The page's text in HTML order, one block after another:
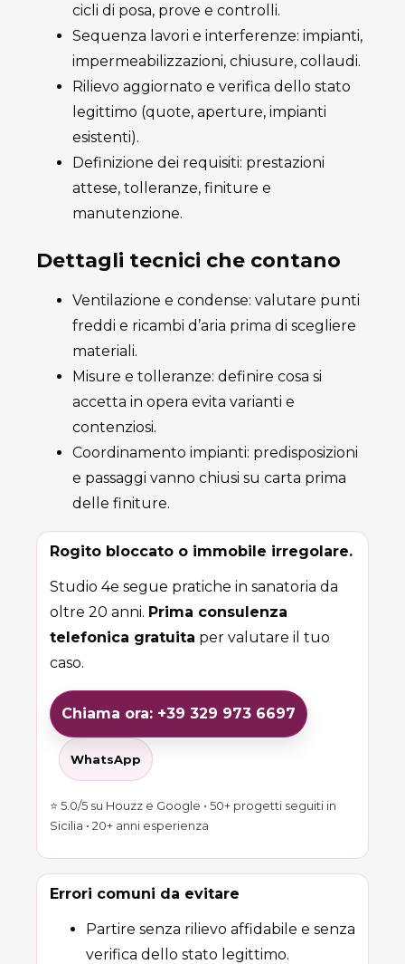
cicli di posa, prove e controlli.
Sequenza lavori e interferenze: impianti,
impermeabilizzazioni, chiusure, collaudi.
Rilievo aggiornato e verifica dello stato
legittimo (quote, aperture, impianti
esistenti).
Definizione dei requisiti: prestazioni
attese, tolleranze, finiture e
manutenzione.
Dettagli tecnici che contano
Ventilazione e condense: valutare punti
freddi e ricambi d’aria prima di scegliere
materiali.
Misure e tolleranze: definire cosa si
accetta in opera evita varianti e
contenziosi.
Coordinamento impianti: predisposizioni
e passaggi vanno chiusi su carta prima
delle finiture.
Rogito bloccato o immobile irregolare.
Studio 4e segue pratiche in sanatoria da
oltre 20 anni. Prima consulenza
telefonica gratuita per valutare il tuo
caso.
Chiama ora: +39 329 973 6697
WhatsApp
⭐ 5.0/5 su Houzz e Google • 50+ progetti seguiti in
Sicilia • 20+ anni esperienza
Errori comuni da evitare
Partire senza rilievo affidabile e senza
verifica dello stato legittimo.